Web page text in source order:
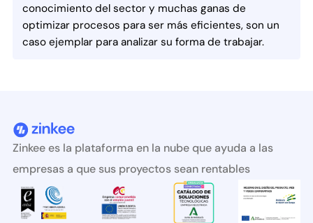
conocimiento del sector y muchas ganas de
optimizar procesos para ser más eficientes, son un
caso ejemplar para analizar su forma de trabajar.
Zinkee es la plataforma en la nube que ayuda a las
empresas a que sus proyectos sean rentables